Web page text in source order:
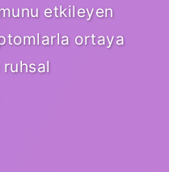
etkileyen
ortaya
ruhsal